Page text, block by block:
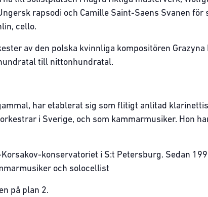
rapsodi och Camille Saint-Saens Svanen för
cello.
av den polska kvinnliga kompositören
till nittonhundratal.
har etablerat sig som flitigt anlitad
i Sverige, och som kammarmusiker. Hon
konservatoriet i S:t Petersburg. Sedan
och solocellist
på plan 2.